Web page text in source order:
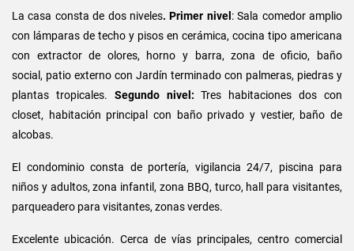
La casa consta de dos niveles. Primer nivel : Sala comedor amplio
con lámparas de techo y pisos en cerámica, cocina tipo americana
con extractor de olores, horno y barra, zona de oficio, baño
social, patio externo con Jardín terminado con palmeras, piedras y
plantas tropicales. Segundo nivel:Tres habitaciones dos con
closet, habitación principal con baño privado y vestier, baño de
alcobas.
El condominio consta de portería, vigilancia 24/7, piscina para
niños y adultos, zona infantil, zona BBQ, turco, hall para visitantes,
parqueadero para visitantes, zonas verdes.
Excelente ubicación. Cerca de vías principales, centro comercial